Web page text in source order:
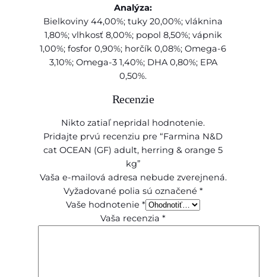
n
g
e
5
Analýza:
Bielkoviny 44,00%; tuky 20,00%; vláknina
1,80%; vlhkosť 8,00%; popol 8,50%; vápnik
1,00%; fosfor 0,90%; horčík 0,08%; Omega-6
3,10%; Omega-3 1,40%; DHA 0,80%; EPA
0,50%.
Recenzie
Nikto zatiaľ nepridal hodnotenie.
Pridajte prvú recenziu pre “Farmina N&D
cat OCEAN (GF) adult, herring & orange 5
kg”
Vaša e-mailová adresa nebude zverejnená.
Vyžadované polia sú označené *
Vaše hodnotenie *
Vaša recenzia *